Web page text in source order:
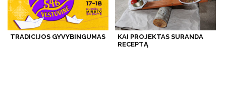
TRADICIJOS GYVYBINGUMAS
KAI PROJEKTAS SURANDA
RECEPTĄ